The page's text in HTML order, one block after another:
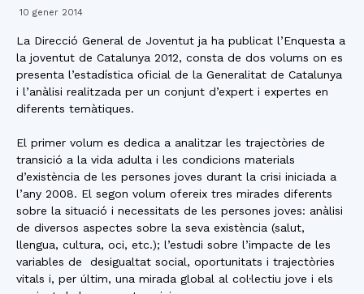
Maresme
10 gener 2014
La Direcció General de Joventut ja ha publicat l’Enquesta a
la joventut de Catalunya 2012, consta de dos volums on es
presenta l’estadística oficial de la Generalitat de Catalunya
i l’anàlisi realitzada per un conjunt d’expert i expertes en
diferents temàtiques.
El primer volum es dedica a analitzar les trajectòries de
transició a la vida adulta i les condicions materials
d’existència de les persones joves durant la crisi iniciada a
l’any 2008. El segon volum ofereix tres mirades diferents
sobre la situació i necessitats de les persones joves: anàlisi
de diversos aspectes sobre la seva existència (salut,
llengua, cultura, oci, etc.); l’estudi sobre l’impacte de les
variables de desigualtat social, oportunitats i trajectòries
vitals i, per últim, una mirada global al col·lectiu jove i els